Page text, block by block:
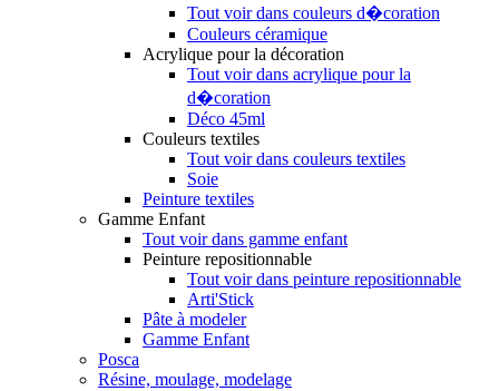
Tout voir dans couleurs d�coration
Couleurs céramique
Acrylique pour la décoration
Tout voir dans acrylique pour la
d�coration
Déco 45ml
Couleurs textiles
Tout voir dans couleurs textiles
Soie
Peinture textiles
Gamme Enfant
Tout voir dans gamme enfant
Peinture repositionnable
Tout voir dans peinture repositionnable
Arti'Stick
Pâte à modeler
Gamme Enfant
Posca
Résine, moulage, modelage